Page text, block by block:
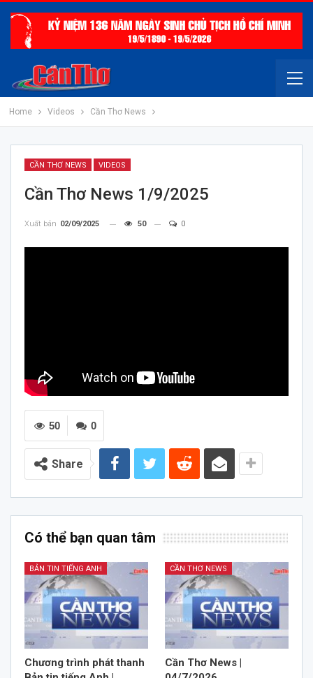
Home Videos Cần Thơ News
CẦN THƠ NEWS VIDEOS
Cần Thơ News 1/9/2025
Xuất bản 02/09/2025 50 0
0
50
Share
Có thể bạn quan tâm
BẢN TIN TIẾNG ANH
Chương trình phát thanh
CẦN THƠ NEWS
Cần Thơ News |